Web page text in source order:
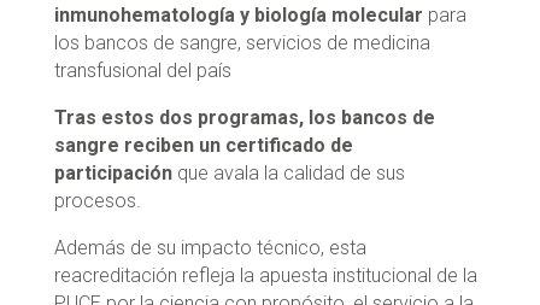
inmunohematología y biología molecular para
los bancos de sangre, servicios de medicina
transfusional del país
Tras estos dos programas, los bancos de
sangre reciben un certificado de
participaciónque avala la calidad de sus
procesos.
Además de su impacto técnico, esta
reacreditación refleja la apuesta institucional de la